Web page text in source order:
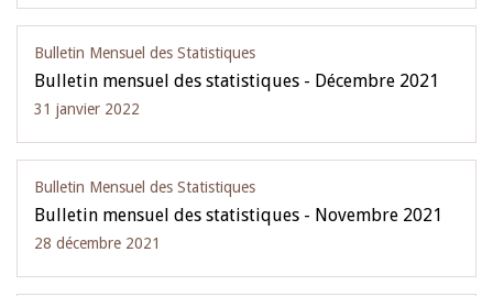
Bulletin Mensuel des Statistiques
Bulletin mensuel des statistiques - Décembre 2021
31 janvier 2022
Bulletin Mensuel des Statistiques
Bulletin mensuel des statistiques - Novembre 2021
28 décembre 2021